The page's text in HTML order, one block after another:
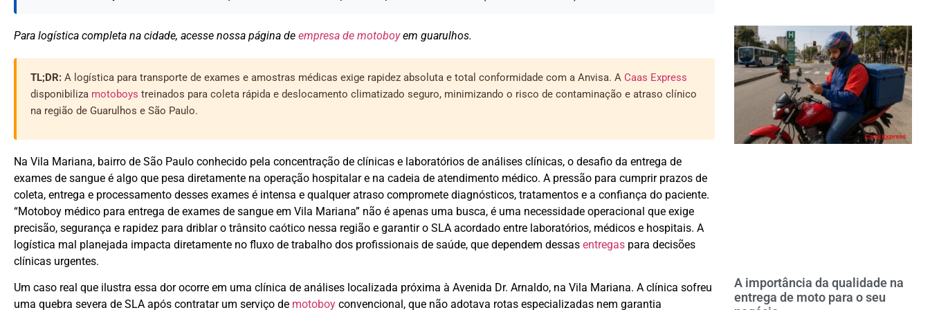
Para logística completa na cidade, acesse nossa página de empresa de motoboyem guarulhos.
TL;DR: A logística para transporte de exames e amostras médicas exige rapidez absoluta e total conformidade com a Anvisa. A Caas Express
disponibiliza motoboys treinados para coleta rápida e deslocamento climatizado seguro, minimizando o risco de contaminação e atraso clínico
na região de Guarulhos e São Paulo.
Na Vila Mariana, bairro de São Paulo conhecido pela concentração de clínicas e laboratórios de análises clínicas, o desafio da entrega de
exames de sangue é algo que pesa diretamente na operação hospitalar e na cadeia de atendimento médico. A pressão para cumprir prazos de
coleta, entrega e processamento desses exames é intensa e qualquer atraso compromete diagnósticos, tratamentos e a confiança do paciente.
“Motoboy médico para entrega de exames de sangue em Vila Mariana” não é apenas uma busca, é uma necessidade operacional que exige
precisão, segurança e rapidez para driblar o trânsito caótico nessa região e garantir o SLA acordado entre laboratórios, médicos e hospitais. A
logística mal planejada impacta diretamente no fluxo de trabalho dos profissionais de saúde, que dependem dessas entregas para decisões
clínicas urgentes.
Um caso real que ilustra essa dor ocorre em uma clínica de análises localizada próxima à Avenida Dr. Arnaldo, na Vila Mariana. A clínica sofreu
uma quebra severa de SLA após contratar um serviço de motoboy convencional, que não adotava rotas especializadas nem garantia
A importância da qualidade na
entrega de moto para o seu